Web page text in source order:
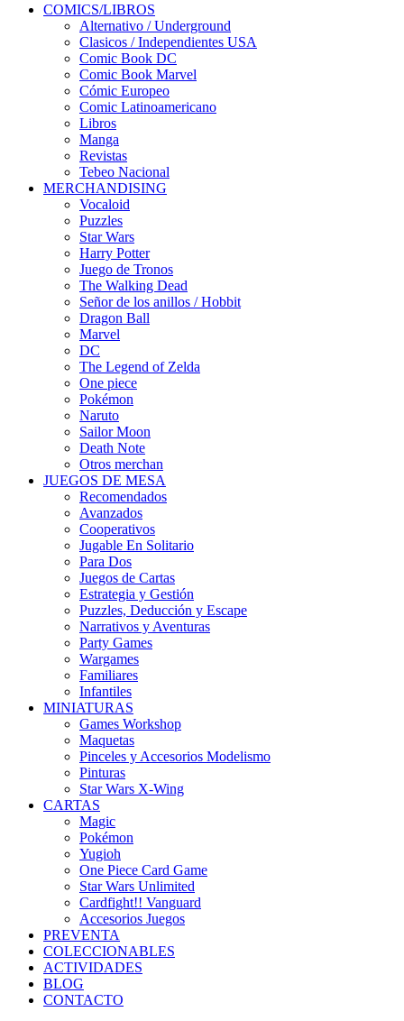
COMICS/LIBROS
Alternativo / Underground
Clasicos / Independientes USA
Comic Book DC
Comic Book Marvel
Cómic Europeo
Comic Latinoamericano
Libros
Manga
Revistas
Tebeo Nacional
MERCHANDISING
Vocaloid
Puzzles
Star Wars
Harry Potter
Juego de Tronos
The Walking Dead
Señor de los anillos / Hobbit
Dragon Ball
Marvel
DC
The Legend of Zelda
One piece
Pokémon
Naruto
Sailor Moon
Death Note
Otros merchan
JUEGOS DE MESA
Recomendados
Avanzados
Cooperativos
Jugable En Solitario
Para Dos
Juegos de Cartas
Estrategia y Gestión
Puzzles, Deducción y Escape
Narrativos y Aventuras
Party Games
Wargames
Familiares
Infantiles
MINIATURAS
Games Workshop
Maquetas
Pinceles y Accesorios Modelismo
Pinturas
Star Wars X-Wing
CARTAS
Magic
Pokémon
Yugioh
One Piece Card Game
Star Wars Unlimited
Cardfight!! Vanguard
Accesorios Juegos
PREVENTA
COLECCIONABLES
ACTIVIDADES
BLOG
CONTACTO